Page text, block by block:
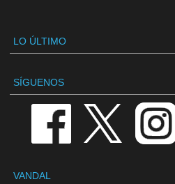
LO ÚLTIMO
SÍGUENOS
VANDAL